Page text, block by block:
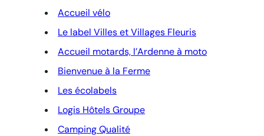
Accueil vélo
Le label Villes et Villages Fleuris
Accueil motards, l’Ardenne à moto
Bienvenue à la Ferme
Les écolabels
Logis Hôtels Groupe
Camping Qualité